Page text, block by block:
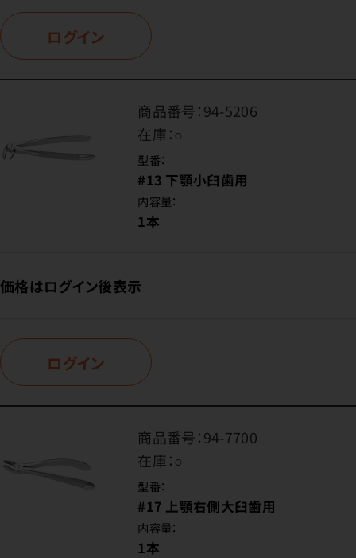
ログイン
商品番号：94-5206
在庫：○
型番：
#13 下顎小臼歯用
内容量：
1本
価格はログイン後表示
ログイン
商品番号：94-7700
在庫：○
型番：
#17 上顎右側大臼歯用
内容量：
1本